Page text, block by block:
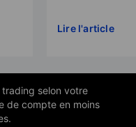
Lire l'article
selon votre
de compte en moins